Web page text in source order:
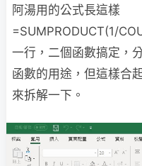
阿湯用的公式長這樣
=SUMPRODUCT(1/
一行，二個函數搞定，
函數的用途，但這樣合
來拆解一下。